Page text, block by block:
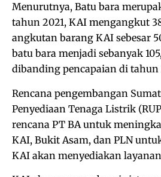
Menurutnya, Batu bara
tahun 2021, KAI mengangkut
angkutan barang KAI sebesar
batu bara menjadi sebanyak
dibanding pencapaian di tahun
Rencana pengembangan
Penyediaan Tenaga Listrik
rencana PT BA untuk
KAI, Bukit Asam, dan PLN
KAI akan menyediakan